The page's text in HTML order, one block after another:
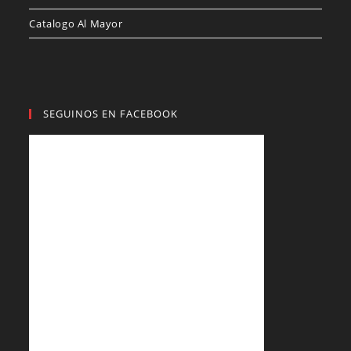
Catalogo Al Mayor
SEGUINOS EN FACEBOOK